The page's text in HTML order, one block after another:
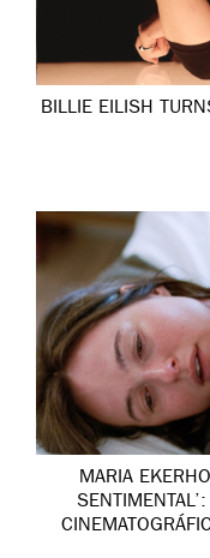
BILLIE EILISH
MARIA